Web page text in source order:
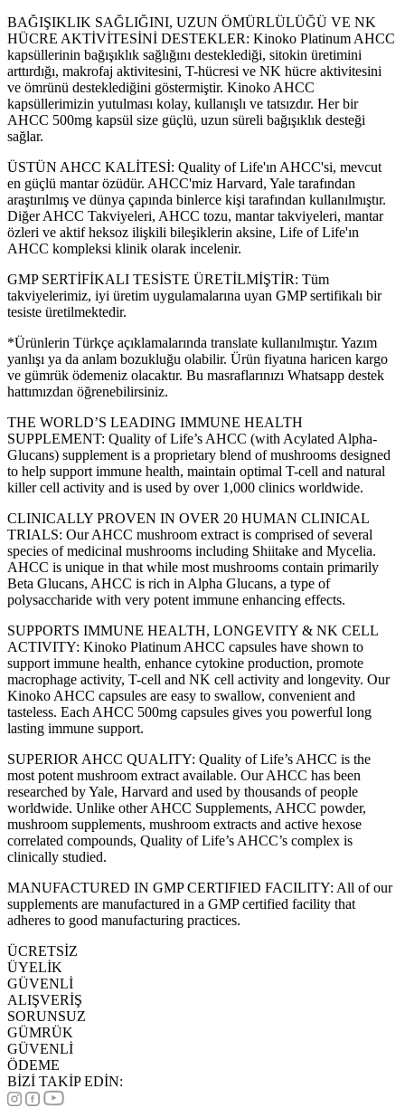
BAĞIŞIKLIK SAĞLIĞINI, UZUN ÖMÜRLÜLÜĞÜ VE NK
HÜCRE AKTİVİTESİNİ DESTEKLER: Kinoko Platinum AHCC
kapsüllerinin bağışıklık sağlığını desteklediği, sitokin üretimini
arttırdığı, makrofaj aktivitesini, T-hücresi ve NK hücre aktivitesini
ve ömrünü desteklediğini göstermiştir. Kinoko AHCC
kapsüllerimizin yutulması kolay, kullanışlı ve tatsızdır. Her bir
AHCC 500mg kapsül size güçlü, uzun süreli bağışıklık desteği
sağlar.
ÜSTÜN AHCC KALİTESİ: Quality of Life'ın AHCC'si, mevcut
en güçlü mantar özüdür. AHCC'miz Harvard, Yale tarafından
araştırılmış ve dünya çapında binlerce kişi tarafından kullanılmıştır.
Diğer AHCC Takviyeleri, AHCC tozu, mantar takviyeleri, mantar
özleri ve aktif heksoz ilişkili bileşiklerin aksine, Life of Life'ın
AHCC kompleksi klinik olarak incelenir.
GMP SERTİFİKALI TESİSTE ÜRETİLMİŞTİR: Tüm
takviyelerimiz, iyi üretim uygulamalarına uyan GMP sertifikalı bir
tesiste üretilmektedir.
*Ürünlerin Türkçe açıklamalarında translate kullanılmıştır. Yazım
yanlışı ya da anlam bozukluğu olabilir. Ürün fiyatına haricen kargo
ve gümrük ödemeniz olacaktır. Bu masraflarınızı Whatsapp destek
hattımızdan öğrenebilirsiniz.
THE WORLD’S LEADING IMMUNE HEALTH
SUPPLEMENT: Quality of Life’s AHCC (with Acylated Alpha-
Glucans) supplement is a proprietary blend of mushrooms designed
to help support immune health, maintain optimal T-cell and natural
killer cell activity and is used by over 1,000 clinics worldwide.
CLINICALLY PROVEN IN OVER 20 HUMAN CLINICAL
TRIALS: Our AHCC mushroom extract is comprised of several
species of medicinal mushrooms including Shiitake and Mycelia.
AHCC is unique in that while most mushrooms contain primarily
Beta Glucans, AHCC is rich in Alpha Glucans, a type of
polysaccharide with very potent immune enhancing effects.
SUPPORTS IMMUNE HEALTH, LONGEVITY & NK CELL
ACTIVITY: Kinoko Platinum AHCC capsules have shown to
support immune health, enhance cytokine production, promote
macrophage activity, T-cell and NK cell activity and longevity. Our
Kinoko AHCC capsules are easy to swallow, convenient and
tasteless. Each AHCC 500mg capsules gives you powerful long
lasting immune support.
SUPERIOR AHCC QUALITY: Quality of Life’s AHCC is the
most potent mushroom extract available. Our AHCC has been
researched by Yale, Harvard and used by thousands of people
worldwide. Unlike other AHCC Supplements, AHCC powder,
mushroom supplements, mushroom extracts and active hexose
correlated compounds, Quality of Life’s AHCC’s complex is
clinically studied.
MANUFACTURED IN GMP CERTIFIED FACILITY: All of our
supplements are manufactured in a GMP certified facility that
adheres to good manufacturing practices.
ÜCRETSİZ
ÜYELİK
GÜVENLİ
ALIŞVERİŞ
SORUNSUZ
GÜMRÜK
GÜVENLİ
ÖDEME
BİZİ TAKİP EDİN: